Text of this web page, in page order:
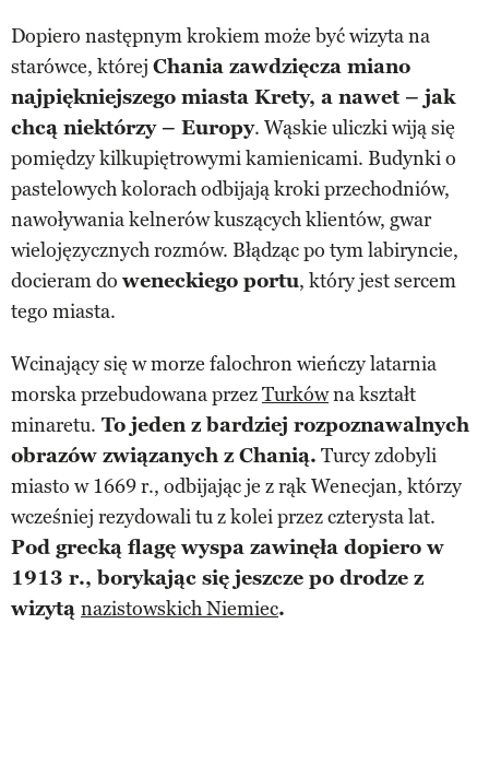
Dopiero następnym krokiem może być wizyta na
starówce, której Chania zawdzięcza miano
najpiękniejszego miasta Krety, a nawet – jak
chcą niektórzy – Europy. Wąskie uliczki wiją się
pomiędzy kilkupiętrowymi kamienicami. Budynki o
pastelowych kolorach odbijają kroki przechodniów,
nawoływania kelnerów kuszących klientów, gwar
wielojęzycznych rozmów. Błądząc po tym labiryncie,
docieram do weneckiego portu, który jest sercem
tego miasta.
Wcinający się w morze falochron wieńczy latarnia
morska przebudowana przezTurkówna kształt
minaretu. To jeden z bardziej rozpoznawalnych
obrazów związanych z Chanią. Turcy zdobyli
miasto w 1669 r., odbijając je z rąk Wenecjan, którzy
wcześniej rezydowali tu z kolei przez czterysta lat.
Pod grecką flagę wyspa zawinęła dopiero w
1913 r., borykając się jeszcze po drodze z
wizytą nazistowskich Niemiec.